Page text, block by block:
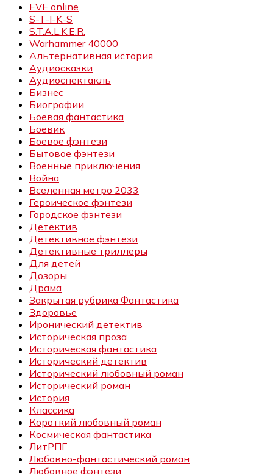
EVE online
S-T-I-K-S
S.T.A.L.K.E.R.
Warhammer 40000
Альтернативная история
Аудиосказки
Аудиоспектакль
Бизнес
Биографии
Боевая фантастика
Боевик
Боевое фэнтези
Бытовое фэнтези
Военные приключения
Война
Вселенная метро 2033
Героическое фэнтези
Городское фэнтези
Детектив
Детективное фэнтези
Детективные триллеры
Для детей
Дозоры
Драма
Закрытая рубрика Фантастика
Здоровье
Иронический детектив
Историческая проза
Историческая фантастика
Исторический детектив
Исторический любовный роман
Исторический роман
История
Классика
Короткий любовный роман
Космическая фантастика
ЛитРПГ
Любовно-фантастический роман
Любовное фэнтези